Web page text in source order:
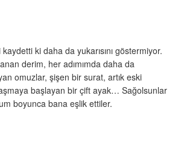
ki daha da yukarısını göstermiyor.
derim, her adımımda daha da
omuzlar, şişen bir surat, artık eski
başlayan bir çift ayak… Sağolsunlar
boyunca bana eşlik ettiler.